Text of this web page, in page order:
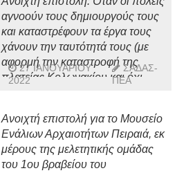
να τηρηθεί η δεοντολογία, να
προστατευθεί το δημόσιο
συμφέρον”
αγνοούν τους δημιουργούς τους
και καταστρέφουν τα έργα τους
χάνουν την ταυτότητά τους (με
αφορμή την καταστροφή της
πλατείας Κολωνακίου και όχι
27 ΙΑΝΟΥΑΡΊΟΥ
2022
ΣΑΔΑΣ-
ΠΕΑ
Ανοιχτή επιστολή για το Μουσείο
Ενάλιων Αρχαιοτήτων Πειραιά, εκ
μέρους της μελετητικής ομάδας
του 1ου βραβείου του